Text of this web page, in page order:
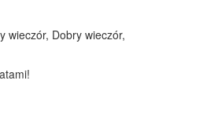
wieczór, Dobry wieczór,